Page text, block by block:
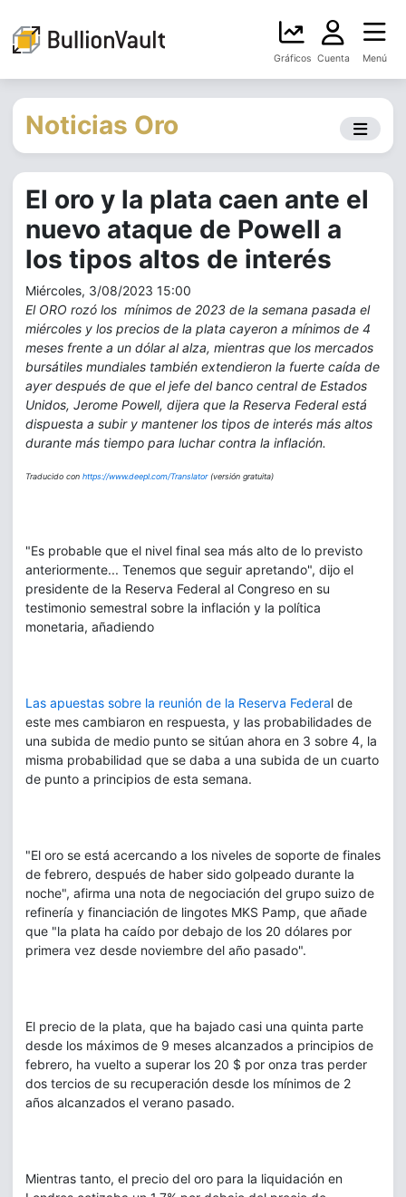
Gráficos Cuenta Menú
Noticias Oro
El oro y la plata caen ante el
nuevo ataque de Powell a
los tipos altos de interés
Miércoles, 3/08/2023 15:00
El ORO rozó los mínimos de 2023 de la semana pasada el
miércoles y los precios de la plata cayeron a mínimos de 4
meses frente a un dólar al alza, mientras que los mercados
bursátiles mundiales también extendieron la fuerte caída de
ayer después de que el jefe del banco central de Estados
Unidos, Jerome Powell, dijera que la Reserva Federal está
dispuesta a subir y mantener los tipos de interés más altos
durante más tiempo para luchar contra la inflación.
Traducido con https://www.deepl.com/Translator(versión gratuita)
"Es probable que el nivel final sea más alto de lo previsto
anteriormente... Tenemos que seguir apretando", dijo el
presidente de la Reserva Federal al Congreso en su
testimonio semestral sobre la inflación y la política
monetaria, añadiendo
Las apuestas sobre la reunión de la Reserva Federal de
este mes cambiaron en respuesta, y las probabilidades de
una subida de medio punto se sitúan ahora en 3 sobre 4, la
misma probabilidad que se daba a una subida de un cuarto
de punto a principios de esta semana.
"El oro se está acercando a los niveles de soporte de finales
de febrero, después de haber sido golpeado durante la
noche", afirma una nota de negociación del grupo suizo de
refinería y financiación de lingotes MKS Pamp, que añade
que "la plata ha caído por debajo de los 20 dólares por
primera vez desde noviembre del año pasado".
El precio de la plata, que ha bajado casi una quinta parte
desde los máximos de 9 meses alcanzados a principios de
febrero, ha vuelto a superar los 20 $ por onza tras perder
dos tercios de su recuperación desde los mínimos de 2
años alcanzados el verano pasado.
Mientras tanto, el precio del oro para la liquidación en